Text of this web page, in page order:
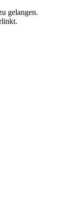
gelangen.